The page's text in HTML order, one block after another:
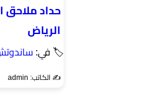
حداد
الرياض
🏷 في:
✍️ الكاتب: admin